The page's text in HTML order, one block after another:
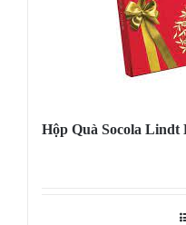
Hộp Quà Socola